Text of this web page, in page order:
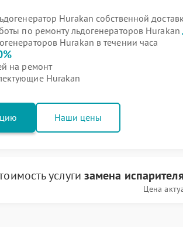
Hurakan собственной
по ремонту льдогенераторов Hurakan
Hurakan в течении часа
на ремонт
Hurakan
Наши цены
услуги замена испарителя
Цена